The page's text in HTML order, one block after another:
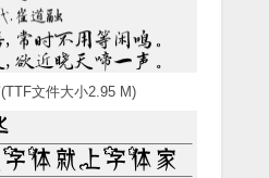
文件大小2.95 M)